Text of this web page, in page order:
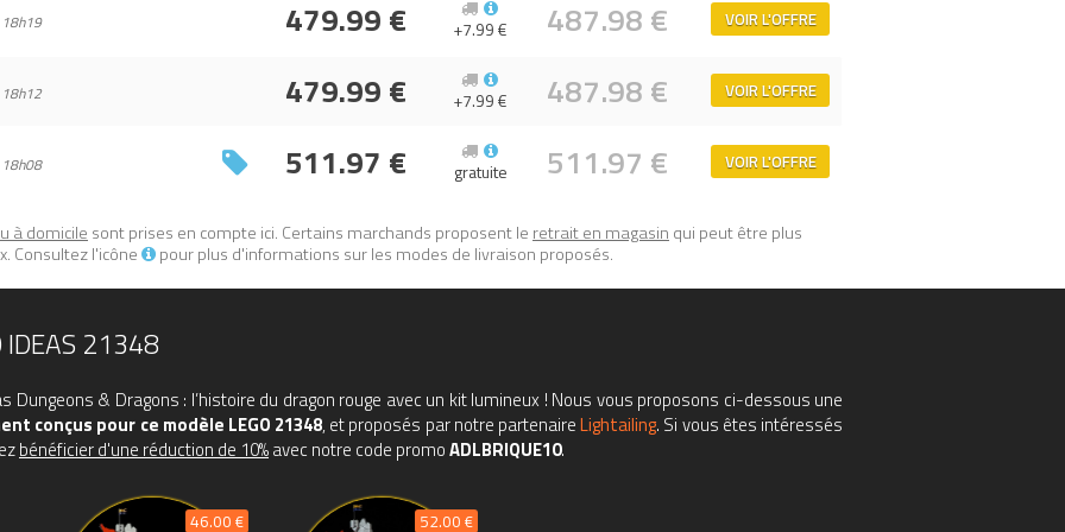
479.99 € 487.98 € VOIR L'OFFRE
+7.99 €
479.99 € 487.98 € VOIR L'OFFRE
+7.99 €
511.97 € 511.97 € VOIR L'OFFRE
gratuite
à domicile sont prises en compte ici. Certains marchands proposent le retrait en magasin qui peut être plus
Consultez l'icône
pour plus d'informations sur les modes de livraison proposés.
IDEAS 21348
Dungeons & Dragons : l’histoire du dragon rouge avec un kit lumineux ! Nous vous proposons ci-dessous une
conçus pour ce modèle LEGO 21348, et proposés par notre partenaireLightailing. Si vous êtes intéressés
bénéficier d'une réduction de 10%avec notre code promoADLBRIQUE10.
46.00 € 52.00 €